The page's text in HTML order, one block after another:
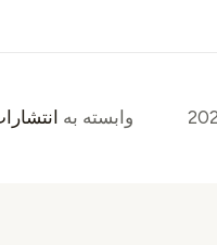
وابسته به